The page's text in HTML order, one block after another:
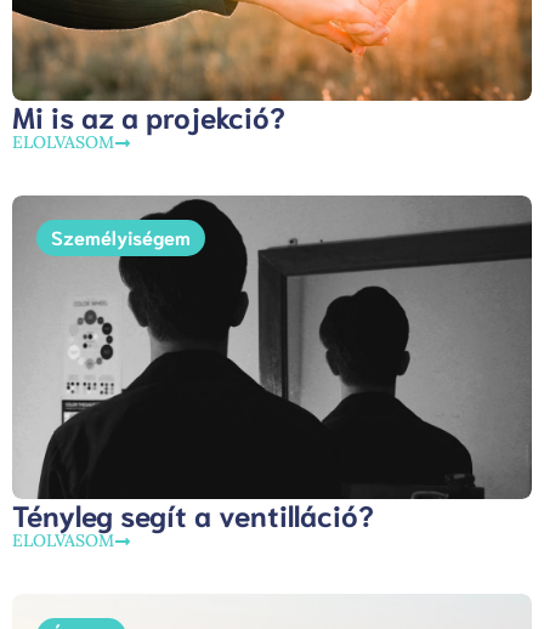
Mi is az a projekció?
ELOLVASOM
Személyiségem
Tényleg segít a ventilláció?
ELOLVASOM